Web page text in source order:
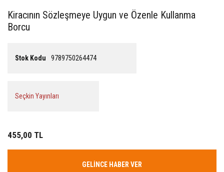
Kiracının Sözleşmeye Uygun ve Özenle Kullanma
Borcu
Stok Kodu 9789750264474
Seçkin Yayınları
455,00 TL
GELİNCE HABER VER